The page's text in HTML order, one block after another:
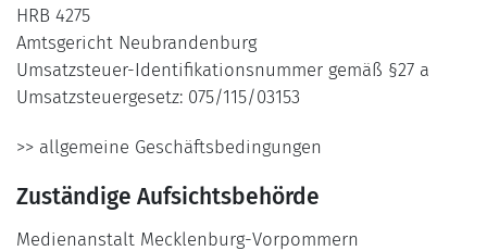
HRB 4275
Amtsgericht Neubrandenburg
Umsatzsteuer-Identifikationsnummer gemäß §27 a
Umsatzsteuergesetz: 075/115/03153
>> allgemeine Geschäftsbedingungen
Zuständige Aufsichtsbehörde
Medienanstalt Mecklenburg-Vorpommern